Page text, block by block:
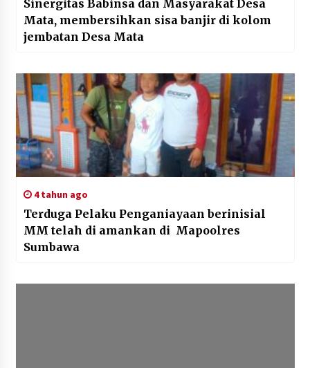
Sinergitas Babinsa dan Masyarakat Desa
Mata, membersihkan sisa banjir di kolom
jembatan Desa Mata
4 tahun ago
Terduga Pelaku Penganiayaan berinisial
MM telah di amankan di Mapoolres
Sumbawa